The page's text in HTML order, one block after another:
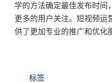
学的方法确定最佳发布时间
更多的用户关注。短视频运
供了更加专业的推广和优化
标签